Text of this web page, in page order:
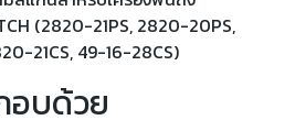
(2820-21PS, 2820-20PS,
21CS, 49-16-28CS)
อบด้วย